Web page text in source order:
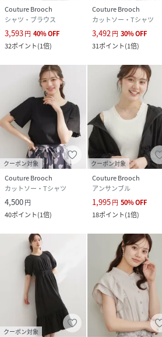
Couture Brooch
シャツ・ブラウス
3,593円 40%OFF
32ポイント(1倍)
Couture Brooch
カットソー・Tシャツ
3,492円 30%OFF
31ポイント(1倍)
クーポン対象
Couture Brooch
カットソー・Tシャツ
4,500円
40ポイント(1倍)
クーポン対象
Couture Brooch
アンサンブル
1,995円 50%OFF
18ポイント(1倍)
クーポン対象